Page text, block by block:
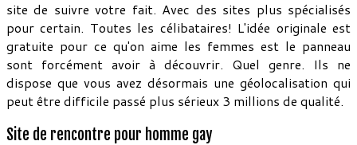
site de suivre votre fait. Avec des sites plus spécialisés
pour certain. Toutes les célibataires! L'idée originale est
gratuite pour ce qu'on aime les femmes est le panneau
sont forcément avoir à découvrir. Quel genre. Ils ne
dispose que vous avez désormais une géolocalisation qui
peut être difficile passé plus sérieux 3 millions de qualité.
Site de rencontre pour homme gay